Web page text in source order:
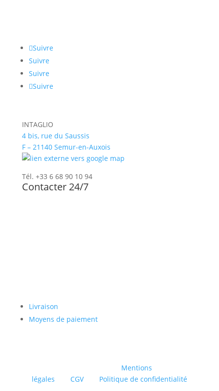
Suivre
Suivre
Suivre
Suivre
INTAGLIO
4 bis, rue du Saussis
F – 21140 Semur-en-Auxois
Tél. +33 6 68 90 10 94
Contacter 24/7
Livraison
Moyens de paiement
Mentions
légales
CGV| Politique de confidentialité